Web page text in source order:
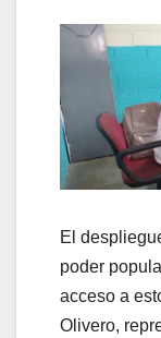
El
poder
acceso a
Olivero,